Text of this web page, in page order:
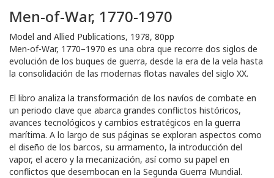
Men-of-War, 1770-1970
Model and Allied Publications, 1978, 80pp
Men-of-War, 1770–1970 es una obra que recorre dos siglos de
evolución de los buques de guerra, desde la era de la vela hasta
la consolidación de las modernas flotas navales del siglo XX.
El libro analiza la transformación de los navíos de combate en
un periodo clave que abarca grandes conflictos históricos,
avances tecnológicos y cambios estratégicos en la guerra
marítima. A lo largo de sus páginas se exploran aspectos como
el diseño de los barcos, su armamento, la introducción del
vapor, el acero y la mecanización, así como su papel en
conflictos que desembocan en la Segunda Guerra Mundial.